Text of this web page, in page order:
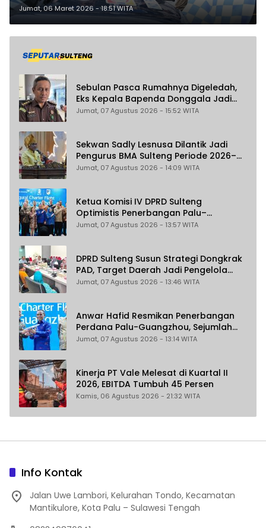
Mudik Lebaran 2026
Jumat, 06 Maret 2026 - 18:51 WITA
Sebulan Pasca Rumahnya Digeledah,
Eks Kepala Bapenda Donggala Jadi
Tersangka Dugaan Korupsi
Jumat, 07 Agustus 2026 - 15:52 WITA
Sekwan Sadly Lesnusa Dilantik Jadi
Pengurus BMA Sulteng Periode 2026–
2031
Jumat, 07 Agustus 2026 - 14:09 WITA
Ketua Komisi IV DPRD Sulteng
Optimistis Penerbangan Palu–
Guangzhou Dongkrak Ekspor dan
Jumat, 07 Agustus 2026 - 13:57 WITA
DPRD Sulteng Susun Strategi Dongkrak
PAD, Target Daerah Jadi Pengelola
Sekaligus Penghasil
Jumat, 07 Agustus 2026 - 13:46 WITA
Anwar Hafid Resmikan Penerbangan
Perdana Palu-Guangzhou, Sejumlah
Maskapai Jajaki Rute Malaysia dan
Jumat, 07 Agustus 2026 - 13:14 WITA
Kinerja PT Vale Melesat di Kuartal II
2026, EBITDA Tumbuh 45 Persen
Kamis, 06 Agustus 2026 - 21:32 WITA
Info Kontak
Jalan Uwe Lambori, Kelurahan Tondo, Kecamatan
Mantikulore, Kota Palu – Sulawesi Tengah